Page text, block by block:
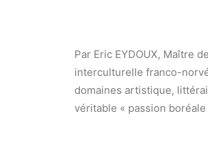
Par Eric EYDOUX, Maître
interculturelle franco-
domaines artistique,
véritable « passion boréale